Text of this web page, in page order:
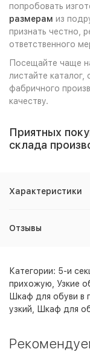
попробовать
размерам из
признать честно,
ответственного
Посещайте чаще
листайте каталог,
фабричного
качеству.
Приятных
склада
Характеристики
Отзывы
Категории: 5-и
прихожую
Узкие
Шкаф для обуви в
узкий
Шкаф для